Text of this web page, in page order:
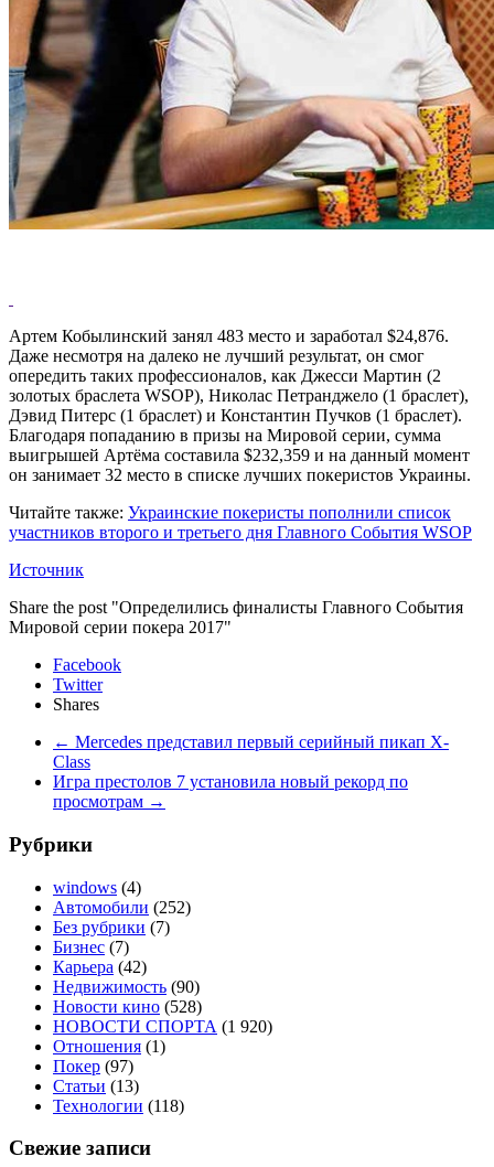
Артем Кобылинский занял 483 место и заработал $24,876.
Даже несмотря на далеко не лучший результат, он смог
опередить таких профессионалов, как Джесси Мартин (2
золотых браслета WSOP), Николас Петранджело (1 браслет),
Дэвид Питерс (1 браслет) и Константин Пучков (1 браслет).
Благодаря попаданию в призы на Мировой серии, сумма
выигрышей Артёма составила $232,359 и на данный момент
он занимает 32 место в списке лучших покеристов Украины.
Читайте также: Украинские покеристы пополнили список
участников второго и третьего дня Главного События WSOP
Источник
Share the post "Определились финалисты Главного События
Мировой серии покера 2017"
Facebook
Twitter
Shares
← Mercedes представил первый серийный пикап X-
Class
Игра престолов 7 установила новый рекорд по
просмотрам →
Рубрики
windows (4)
Автомобили (252)
Без рубрики (7)
Бизнес (7)
Карьера (42)
Недвижимость (90)
Новости кино (528)
НОВОСТИ СПОРТА (1 920)
Отношения (1)
Покер (97)
Статьи (13)
Технологии (118)
Свежие записи